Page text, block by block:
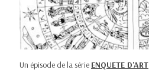
Un épisode de la série ENQUETE D'ART